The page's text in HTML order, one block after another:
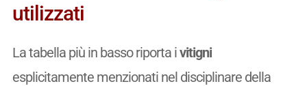
utilizzati
La tabella più in basso riporta ivitigni
esplicitamente menzionati nel disciplinare della